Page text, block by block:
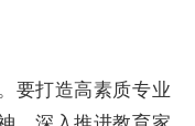
打造高素质专业